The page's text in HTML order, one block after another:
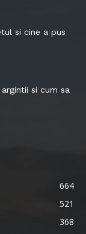
si cine a pus
si cum sa
664
521
368